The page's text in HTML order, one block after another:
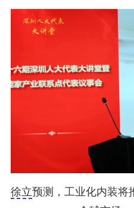
徐立预测，工业化内装将